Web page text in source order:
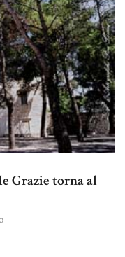
Grazie torna al